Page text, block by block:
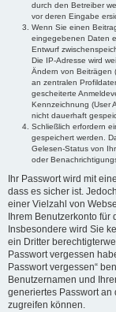
durch den Betreiber
vor deren Eingabe
Wenn Sie einen
eingegebenen Daten
Entwurf
Die IP-Adresse wird
Ändern von Beiträgen
an zentralen
gescheiterte
Kennzeichnung (User
nicht dauerhaft
Schließlich erfordern
gespeichert werden.
Gelesen-Status von
oder
Ihr Passwort wird mit
dass es sicher ist.
einer Vielzahl von
Ihrem Benutzerkonto
Insbesondere wird Sie
ein Dritter
Passwort vergessen
Passwort vergessen“
Benutzernamen und
generiertes Passwort an
zugreifen können.